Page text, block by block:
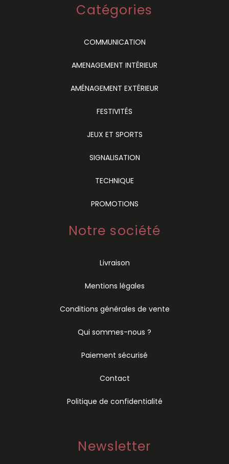
Catégories
COMMUNICATION
AMENAGEMENT INTÉRIEUR
AMÉNAGEMENT EXTÉRIEUR
FESTIVITÉS
JEUX ET SPORTS
SIGNALISATION
TECHNIQUE
PROMOTIONS
Notre société
Livraison
Mentions légales
Conditions générales de vente
Qui sommes-nous ?
Paiement sécurisé
Contact
Politique de confidentialité
Newsletter